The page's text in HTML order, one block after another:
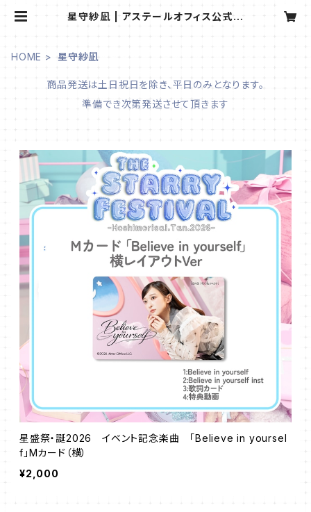
星守紗凪 | アステールオフィス公式オ
HOME 星守紗凪
商品発送は土日祝日を除き、平日のみとなります。
準備でき次第発送させて頂きます
星盛祭・誕2026 イベント記念楽曲 「Believe in yoursel
f」Mカード（横）
¥2,000